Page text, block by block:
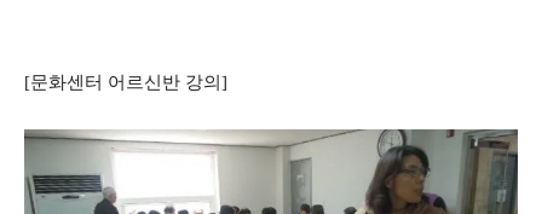
[문화센터 어르신반 강의]